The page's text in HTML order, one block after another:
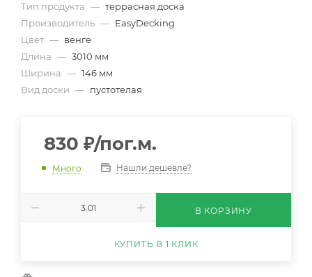
Тип продукта — террасная доска
Производитель — EasyDecking
Цвет — венге
Длина — 3010 мм
Ширина — 146 мм
Вид доски — пустотелая
830 ₽/пог.м.
Много Нашли дешевле?
В КОРЗИНУ
КУПИТЬ В 1 КЛИК